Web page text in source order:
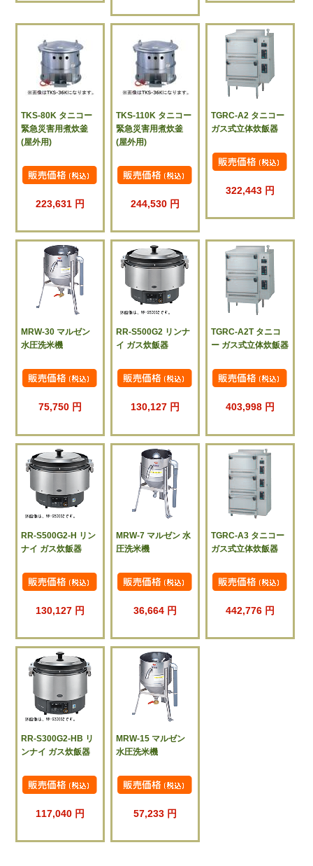
TKS-80K タニコー
緊急災害用煮炊釜
(屋外用)
223,631 円
TKS-110K タニコー
緊急災害用煮炊釜
(屋外用)
244,530 円
TGRC-A2 タニコー
ガス式立体炊飯器
322,443 円
MRW-30 マルゼン
水圧洗米機
75,750 円
RR-S500G2 リンナ
イ ガス炊飯器
130,127 円
TGRC-A2T タニコ
ー ガス式立体炊飯器
403,998 円
RR-S500G2-H リン
ナイ ガス炊飯器
130,127 円
MRW-7 マルゼン 水
圧洗米機
36,664 円
TGRC-A3 タニコー
ガス式立体炊飯器
442,776 円
RR-S300G2-HB リ
ンナイ ガス炊飯器
117,040 円
MRW-15 マルゼン
水圧洗米機
57,233 円